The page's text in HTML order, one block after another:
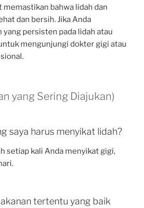
memastikan bahwa lidah dan
dan bersih. Jika Anda
yang persisten pada lidah atau
mengunjungi dokter gigi atau
yang Sering Diajukan)
saya harus menyikat lidah?
setiap kali Anda menyikat gigi,
tertentu yang baik